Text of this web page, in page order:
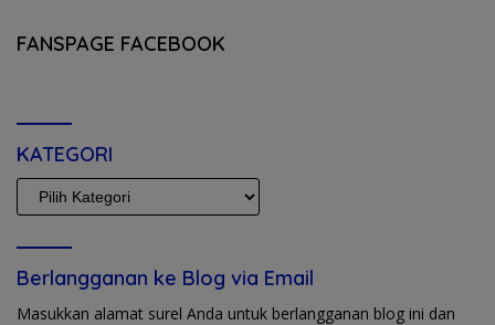
FANSPAGE FACEBOOK
KATEGORI
KATEGORI
Berlangganan ke Blog via Email
Masukkan alamat surel Anda untuk berlangganan blog ini dan